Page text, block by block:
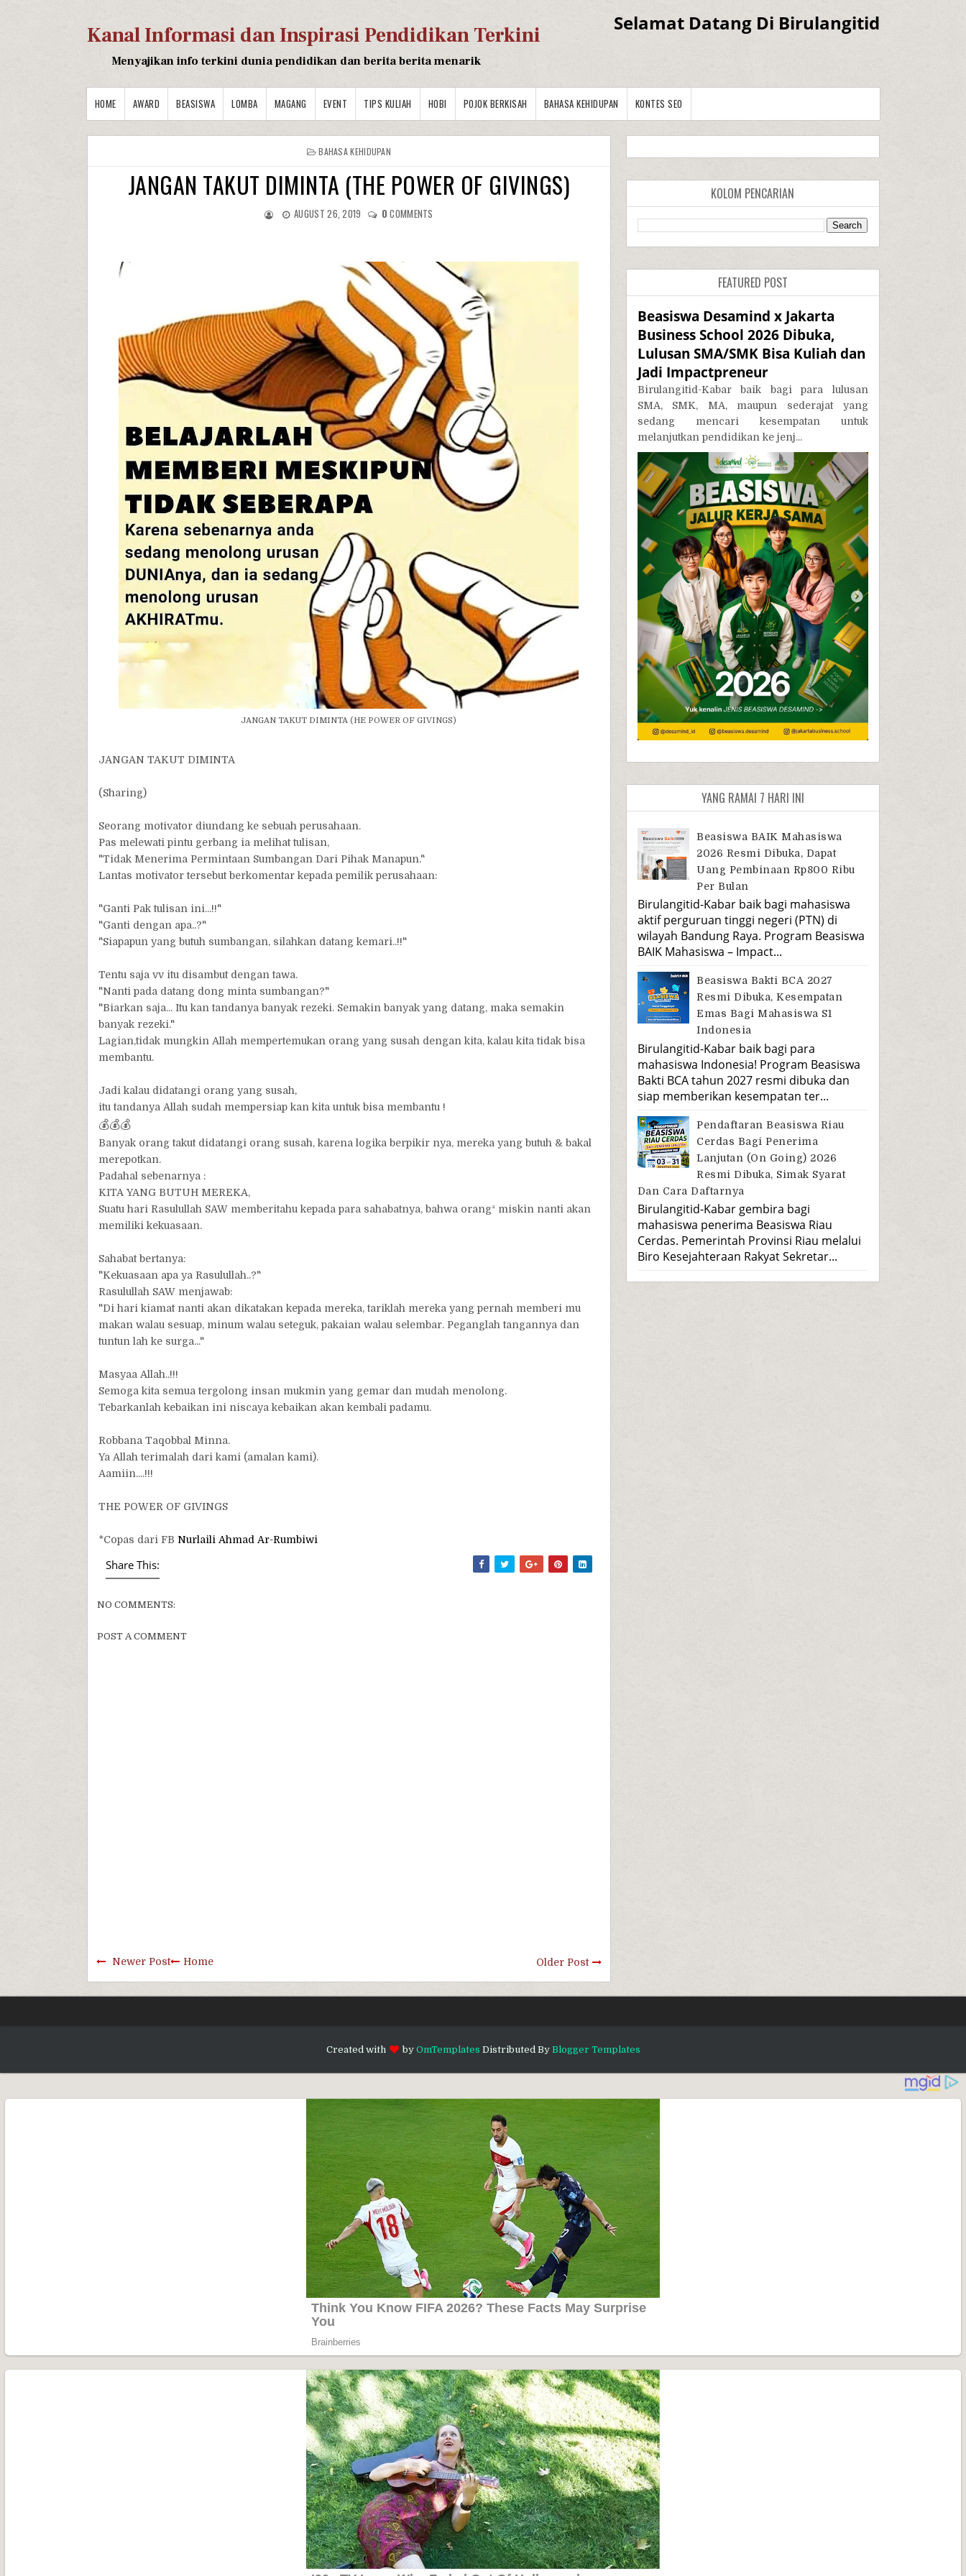
Kanal Informasi dan Inspirasi Pendidikan Terkini
Menyajikan info terkini dunia pendidikan dan berita berita menarik
Selamat Datang Di Birulangitid
HOME AWARD BEASISWA LOMBA MAGANG EVENT TIPS KULIAH HOBI POJOK BERKISAH BAHASA KEHIDUPAN KONTES SEO
BAHASA KEHIDUPAN
JANGAN TAKUT DIMINTA (THE POWER OF GIVINGS)
AUGUST 26, 2019 0 COMMENTS
JANGAN TAKUT DIMINTA (HE POWER OF GIVINGS)
JANGAN TAKUT DIMINTA
(Sharing)
Seorang motivator diundang ke sebuah perusahaan.
Pas melewati pintu gerbang ia melihat tulisan,
"Tidak Menerima Permintaan Sumbangan Dari Pihak Manapun."
Lantas motivator tersebut berkomentar kepada pemilik perusahaan:
"Ganti Pak tulisan ini...!!"
"Ganti dengan apa..?"
"Siapapun yang butuh sumbangan, silahkan datang kemari..!!"
Tentu saja vv itu disambut dengan tawa.
"Nanti pada datang dong minta sumbangan?"
"Biarkan saja... Itu kan tandanya banyak rezeki. Semakin banyak yang datang, maka semakin
banyak rezeki."
Lagian,tidak mungkin Allah mempertemukan orang yang susah dengan kita, kalau kita tidak bisa
membantu.
Jadi kalau didatangi orang yang susah,
itu tandanya Allah sudah mempersiap kan kita untuk bisa membantu !
💰💰💰
Banyak orang takut didatangi orang susah, karena logika berpikir nya, mereka yang butuh & bakal
merepotkan.
Padahal sebenarnya :
KITA YANG BUTUH MEREKA,
Suatu hari Rasulullah SAW memberitahu kepada para sahabatnya, bahwa orang² miskin nanti akan
memiliki kekuasaan.
Sahabat bertanya:
"Kekuasaan apa ya Rasulullah..?"
Rasulullah SAW menjawab:
"Di hari kiamat nanti akan dikatakan kepada mereka, tariklah mereka yang pernah memberi mu
makan walau sesuap, minum walau seteguk, pakaian walau selembar. Peganglah tangannya dan
tuntun lah ke surga..."
Masyaa Allah..!!!
Semoga kita semua tergolong insan mukmin yang gemar dan mudah menolong.
Tebarkanlah kebaikan ini niscaya kebaikan akan kembali padamu.
Robbana Taqobbal Minna.
Ya Allah terimalah dari kami (amalan kami).
Aamiin....!!!
THE POWER OF GIVINGS
*Copas dari FB Nurlaili Ahmad Ar-Rumbiwi
Share This:
NO COMMENTS:
POST A COMMENT
Newer Post Older Post
Home
KOLOM PENCARIAN
FEATURED POST
Beasiswa Desamind x Jakarta
Business School 2026 Dibuka,
Lulusan SMA/SMK Bisa Kuliah dan
Jadi Impactpreneur
Birulangitid-Kabar baik bagi para lulusan
SMA, SMK, MA, maupun sederajat yang
sedang mencari kesempatan untuk
melanjutkan pendidikan ke jenj...
YANG RAMAI 7 HARI INI
Beasiswa BAIK Mahasiswa
2026 Resmi Dibuka, Dapat
Uang Pembinaan Rp800 Ribu
Per Bulan
Birulangitid-Kabar baik bagi mahasiswa
aktif perguruan tinggi negeri (PTN) di
wilayah Bandung Raya. Program Beasiswa
BAIK Mahasiswa – Impact...
Beasiswa Bakti BCA 2027
Resmi Dibuka, Kesempatan
Emas Bagi Mahasiswa S1
Indonesia
Birulangitid-Kabar baik bagi para
mahasiswa Indonesia! Program Beasiswa
Bakti BCA tahun 2027 resmi dibuka dan
siap memberikan kesempatan ter...
Pendaftaran Beasiswa Riau
Cerdas Bagi Penerima
Lanjutan (On Going) 2026
Resmi Dibuka, Simak Syarat
Dan Cara Daftarnya
Birulangitid-Kabar gembira bagi
mahasiswa penerima Beasiswa Riau
Cerdas. Pemerintah Provinsi Riau melalui
Biro Kesejahteraan Rakyat Sekretar...
Created with by OmTemplates Distributed By Blogger Templates